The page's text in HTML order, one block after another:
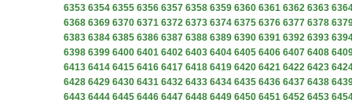
6353 6354 6355 6356 6357 6358 6359 6360 6361 6362 6363
6368 6369 6370 6371 6372 6373 6374 6375 6376 6377 6378
6383 6384 6385 6386 6387 6388 6389 6390 6391 6392 6393
6398 6399 6400 6401 6402 6403 6404 6405 6406 6407 6408
6413 6414 6415 6416 6417 6418 6419 6420 6421 6422 6423
6428 6429 6430 6431 6432 6433 6434 6435 6436 6437 6438
6443 6444 6445 6446 6447 6448 6449 6450 6451 6452 6453